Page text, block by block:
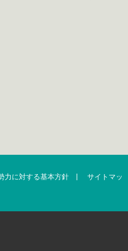
力に対する基本方針 | サイトマッ